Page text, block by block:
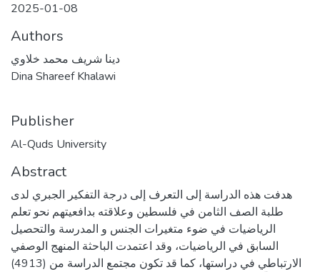
2025-01-08
Authors
دينا شريف محمد خلاوي
Dina Shareef Khalawi
Publisher
Al-Quds University
Abstract
هدفت هذه الدراسة إلى التعرف إلى درجة التفكير الجبري لدى
طلبة الصف الثامن في فلسطين وعلاقته بدافعيتهم نحو تعلم
الرياضيات في ضوء متغيرات الجنس و المدرسة والتحصيل
السابق في الرياضيات، وقد اعتمدت الباحثة المنهج الوصفي
الارتباطي في دراستها، كما قد تكون مجتمع الدراسة من (4913)